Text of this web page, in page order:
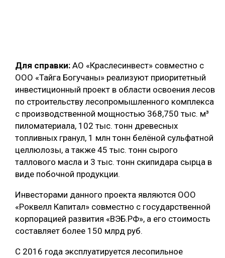
Для справки: АО «Краслесинвест» совместно с
ООО «Тайга Богучаны» реализуют приоритетный
инвестиционный проект в области освоения лесов
по строительству лесопромышленного комплекса
с производственной мощностью 368,750 тыс. м³
пиломатериала, 102 тыс. тонн древесных
топливных гранул, 1 млн тонн белёной сульфатной
целлюлозы, а также 45 тыс. тонн сырого
таллового масла и 3 тыс. тонн скипидара сырца в
виде побочной продукции.
Инвесторами данного проекта являются ООО
«Роквелл Капитал» совместно с государственной
корпорацией развития «ВЭБ.РФ», а его стоимость
составляет более 150 млрд руб.
С 2016 года эксплуатируется лесопильное